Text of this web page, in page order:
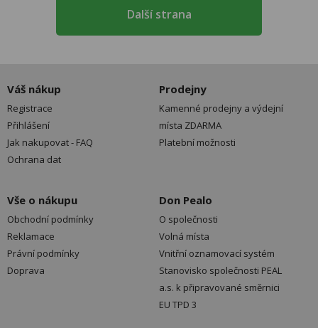
Další strana
Váš nákup
Registrace
Přihlášení
Jak nakupovat - FAQ
Ochrana dat
Prodejny
Kamenné prodejny a výdejní
místa ZDARMA
Platební možnosti
Vše o nákupu
Obchodní podmínky
Reklamace
Právní podmínky
Doprava
Don Pealo
O společnosti
Volná místa
Vnitřní oznamovací systém
Stanovisko společnosti PEAL
a.s. k připravované směrnici
EU TPD 3